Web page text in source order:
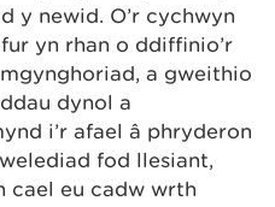
y newid. O’r cychwyn
yn rhan o ddiffinio’r
a gweithio
dynol a
i’r afael â phryderon
fod llesiant,
cael eu cadw wrth